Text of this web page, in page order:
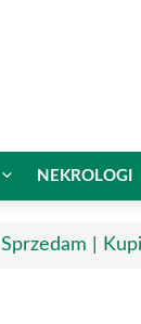
NEKROLOGI
|